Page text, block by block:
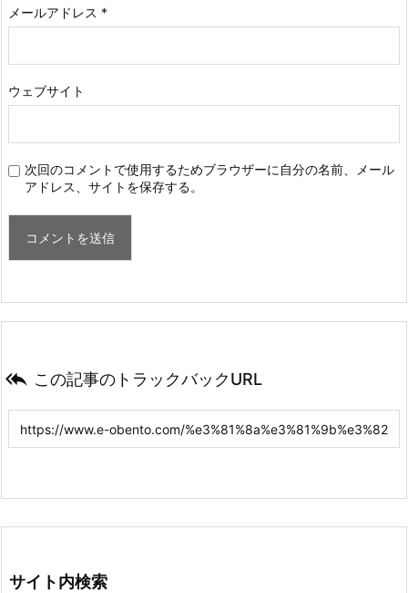
メールアドレス *
ウェブサイト
次回のコメントで使用するためブラウザーに自分の名前、メール
アドレス、サイトを保存する。
 この記事のトラックバックURL
サイト内検索